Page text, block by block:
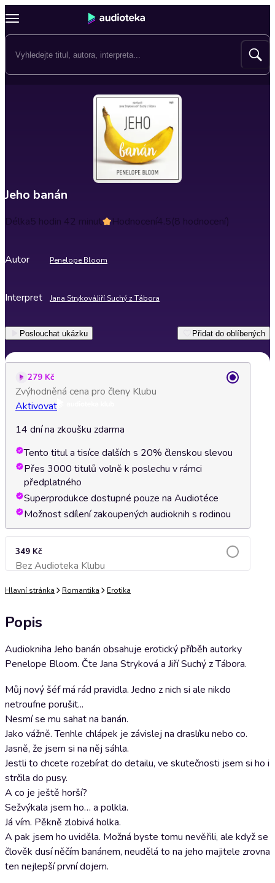
Jeho banán
Délka5 hodin 42 minut Hodnocení4.5(8 hodnocení)
Autor Penelope Bloom
Interpret Jana StrykováJiří Suchý z Tábora
Poslouchat ukázku Přidat do oblíbených
279 Kč
Zvýhodněná cena pro členy Klubu
Aktivovat
14 dní na zkoušku zdarma
Tento titul a tisíce dalších s 20% členskou slevou
Přes 3000 titulů volně k poslechu v rámci
předplatného
Superprodukce dostupné pouze na Audiotéce
Možnost sdílení zakoupených audioknih s rodinou
349 Kč
Bez Audioteka KlubuPřidat do košíku
Hlavní stránka Romantika Erotika
Popis
Audiokniha Jeho banán obsahuje erotický příběh autorky
Penelope Bloom. Čte Jana Stryková a Jiří Suchý z Tábora.
Můj nový šéf má rád pravidla. Jedno z nich si ale nikdo
netroufne porušit...
Nesmí se mu sahat na banán.
Jako vážně. Tenhle chlápek je závislej na draslíku nebo co.
Jasně, že jsem si na něj sáhla.
Jestli to chcete rozebírat do detailu, ve skutečnosti jsem si ho i
strčila do pusy.
A co je ještě horší?
Sežvýkala jsem ho… a polkla.
Já vím. Pěkně zlobivá holka.
A pak jsem ho uviděla. Možná byste tomu nevěřili, ale když se
člověk dusí něčím banánem, neudělá to na jeho majitele zrovna
ten nejlepší první dojem.